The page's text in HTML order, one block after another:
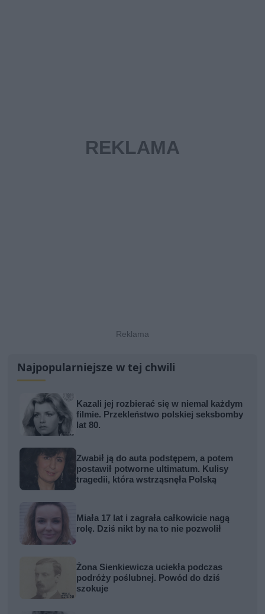
Najpopularniejsze w tej chwili
Kazali jej rozbierać się w niemal każdym
filmie. Przekleństwo polskiej seksbomby
lat 80.
Zwabił ją do auta podstępem, a potem
postawił potworne ultimatum. Kulisy
tragedii, która wstrząsnęła Polską
Miała 17 lat i zagrała całkowicie nagą
rolę. Dziś nikt by na to nie pozwolił
Żona Sienkiewicza uciekła podczas
podróży poślubnej. Powód do dziś
szokuje